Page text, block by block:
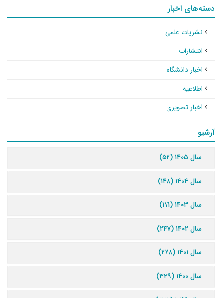
دسته‌های اخبار
نشریات علمی
انتشارات
اخبار دانشگاه
اطلاعیه
اخبار تصویری
آرشیو
سال ۱۴۰۵ (۵۲)
سال ۱۴۰۴ (۱۴۸)
سال ۱۴۰۳ (۱۷۱)
سال ۱۴۰۲ (۲۴۷)
سال ۱۴۰۱ (۲۷۸)
سال ۱۴۰۰ (۳۳۹)